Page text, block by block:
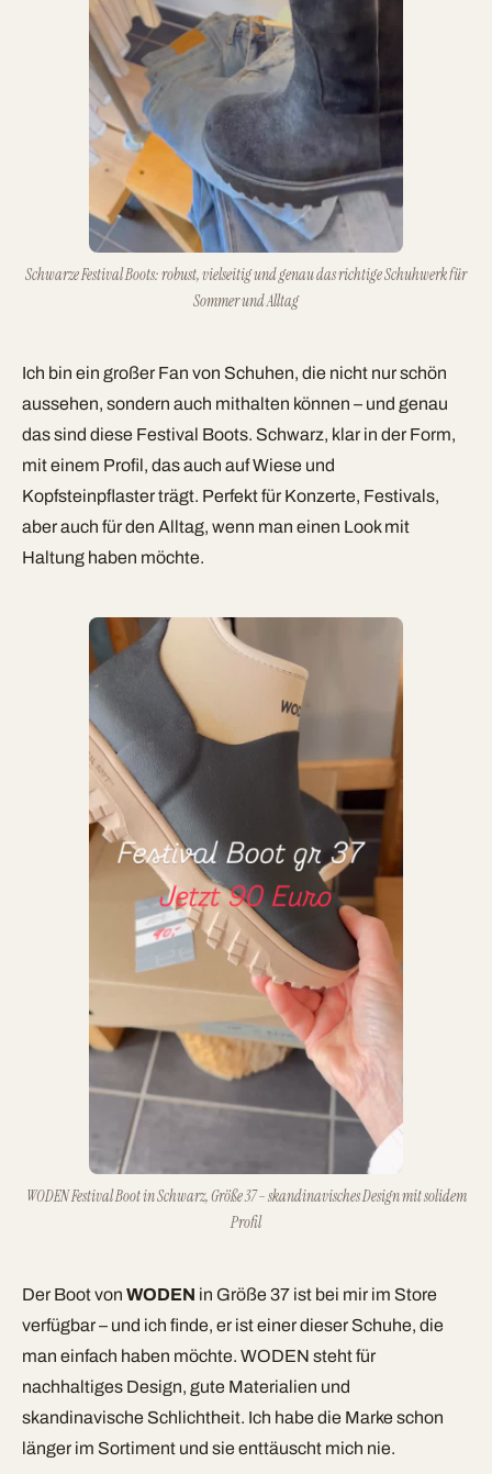
Schwarze Festival Boots: robust, vielseitig und genau das richtige Schuhwerk für
Sommer und Alltag
Ich bin ein großer Fan von Schuhen, die nicht nur schön
aussehen, sondern auch mithalten können – und genau
das sind diese Festival Boots. Schwarz, klar in der Form,
mit einem Profil, das auch auf Wiese und
Kopfsteinpflaster trägt. Perfekt für Konzerte, Festivals,
aber auch für den Alltag, wenn man einen Look mit
Haltung haben möchte.
WODEN Festival Boot in Schwarz, Größe 37 – skandinavisches Design mit solidem
Profil
Der Boot von WODEN in Größe 37 ist bei mir im Store
verfügbar – und ich finde, er ist einer dieser Schuhe, die
man einfach haben möchte. WODEN steht für
nachhaltiges Design, gute Materialien und
skandinavische Schlichtheit. Ich habe die Marke schon
länger im Sortiment und sie enttäuscht mich nie.